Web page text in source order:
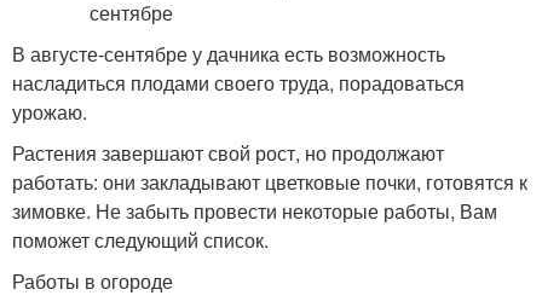
В августе-сентябре у дачника есть возможность
насладиться плодами своего труда, порадоваться
урожаю.
Растения завершают свой рост, но продолжают
работать: они закладывают цветковые почки, готовятся к
зимовке. Не забыть провести некоторые работы, Вам
поможет следующий список.
Работы в огороде